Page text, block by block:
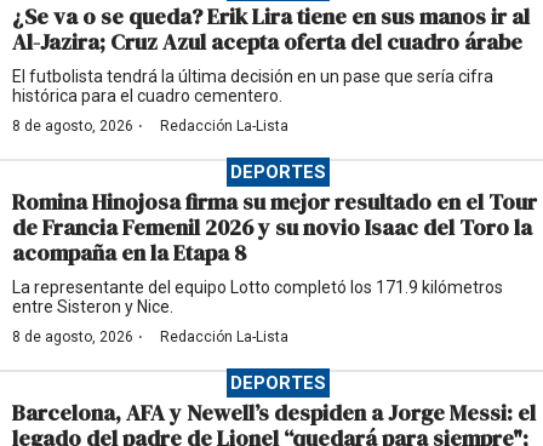
¿Se va o se queda? Erik Lira tiene en sus manos ir al
Al-Jazira; Cruz Azul acepta oferta del cuadro árabe
El futbolista tendrá la última decisión en un pase que sería cifra
histórica para el cuadro cementero.
8 de agosto, 2026 · Redacción La-Lista
DEPORTES
Romina Hinojosa firma su mejor resultado en el Tour
de Francia Femenil 2026 y su novio Isaac del Toro la
acompaña en la Etapa 8
La representante del equipo Lotto completó los 171.9 kilómetros
entre Sisteron y Nice.
8 de agosto, 2026 · Redacción La-Lista
DEPORTES
Barcelona, AFA y Newell’s despiden a Jorge Messi: el
legado del padre de Lionel “quedará para siempre";